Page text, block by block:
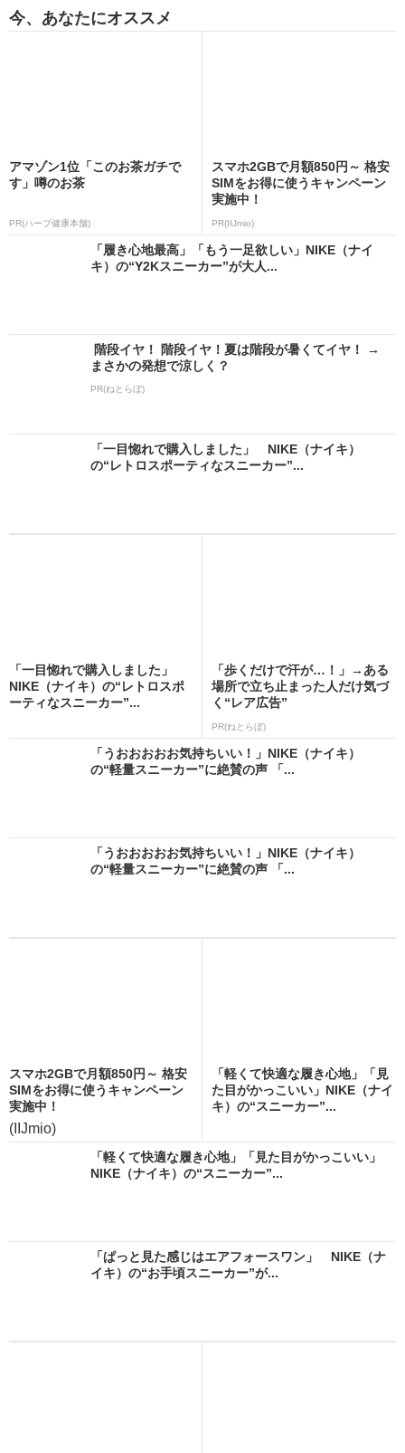
今、あなたにオススメ
アマゾン1位「このお茶ガチで
す」噂のお茶
PR(ハーブ健康本舗)
スマホ2GBで月額850円～ 格安
SIMをお得に使うキャンペーン
実施中！
PR(IIJmio)
「履き心地最高」「もう一足欲しい」NIKE（ナイ
キ）の“Y2Kスニーカー”が大人...
階段イヤ！ 階段イヤ！夏は階段が暑くてイヤ！ →
まさかの発想で涼しく？
PR(ねとらぼ)
「一目惚れで購入しました」 NIKE（ナイキ）
の“レトロスポーティなスニーカー”...
「一目惚れで購入しました」
NIKE（ナイキ）の“レトロスポ
ーティなスニーカー”...
「歩くだけで汗が…！」→ある
場所で立ち止まった人だけ気づ
く“レア広告”
PR(ねとらぼ)
「うおおおおお気持ちいい！」NIKE（ナイキ）
の“軽量スニーカー”に絶賛の声 「...
「うおおおおお気持ちいい！」NIKE（ナイキ）
の“軽量スニーカー”に絶賛の声 「...
スマホ2GBで月額850円～ 格安
SIMをお得に使うキャンペーン
実施中！
(IIJmio)
「軽くて快適な履き心地」「見
た目がかっこいい」NIKE（ナイ
キ）の“スニーカー”...
「軽くて快適な履き心地」「見た目がかっこいい」
NIKE（ナイキ）の“スニーカー”...
「ぱっと見た感じはエアフォースワン」 NIKE（ナ
イキ）の“お手頃スニーカー”が...